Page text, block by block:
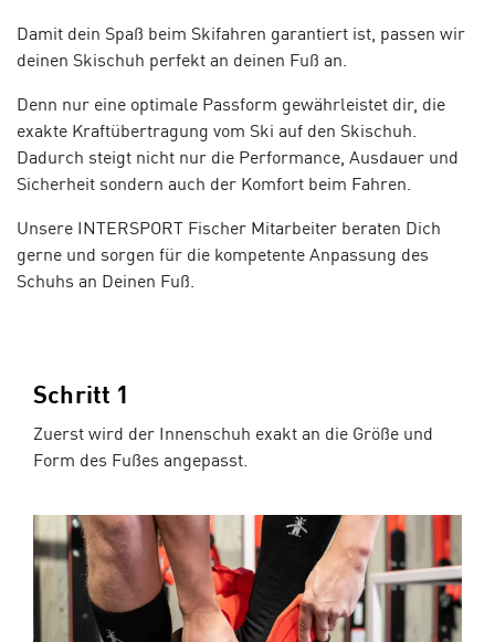
Damit dein Spaß beim Skifahren garantiert ist, passen wir
deinen Skischuh perfekt an deinen Fuß an.
Denn nur eine optimale Passform gewährleistet dir, die
exakte Kraftübertragung vom Ski auf den Skischuh.
Dadurch steigt nicht nur die Performance, Ausdauer und
Sicherheit sondern auch der Komfort beim Fahren.
Unsere INTERSPORT Fischer Mitarbeiter beraten Dich
gerne und sorgen für die kompetente Anpassung des
Schuhs an Deinen Fuß.
Schritt 1
Zuerst wird der Innenschuh exakt an die Größe und
Form des Fußes angepasst.